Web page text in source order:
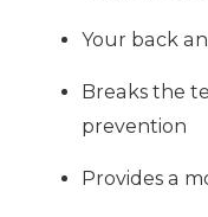
Your back
Breaks the
prevention
Provides a